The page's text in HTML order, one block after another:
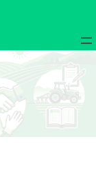
リ リ
ン
ク